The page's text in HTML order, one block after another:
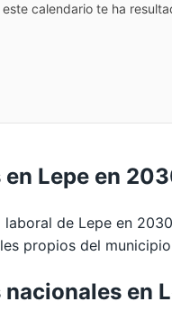
este calendario te ha
en Lepe en
laboral de Lepe en
propios del
nacionales en